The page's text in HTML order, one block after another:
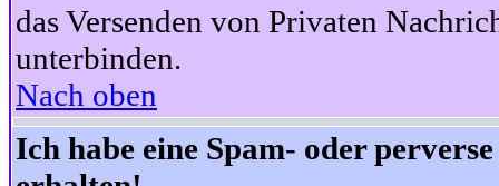
das Versenden von Privaten
unterbinden.
Nach oben
Ich habe eine Spam- oder